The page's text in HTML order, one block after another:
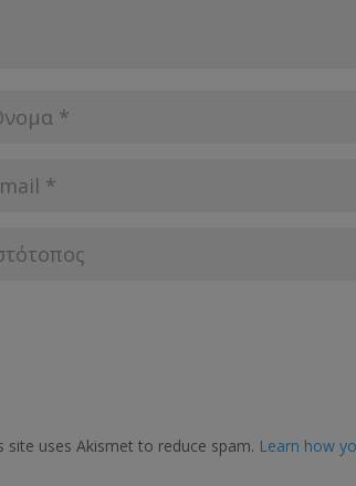
site uses Akismet to reduce spam. Learn how